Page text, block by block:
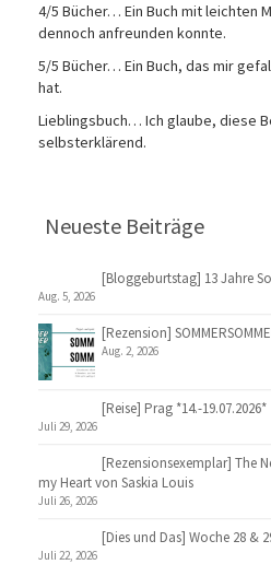
4/5 Bücher… Ein Buch mit leichten
dennoch anfreunden konnte.
5/5 Bücher… Ein Buch, das mir
hat.
Lieblingsbuch… Ich glaube, diese
selbsterklärend.
Neueste Beiträge
[Bloggeburtstag] 13 Jahre
Aug. 5, 2026
[Rezension]
Aug. 2, 2026
[Reise] Prag *14.-19.07.2026*
Juli 29, 2026
[Rezensionsexemplar] The
my Heart von Saskia Louis
Juli 26, 2026
[Dies und Das] Woche 28 &
Juli 22, 2026